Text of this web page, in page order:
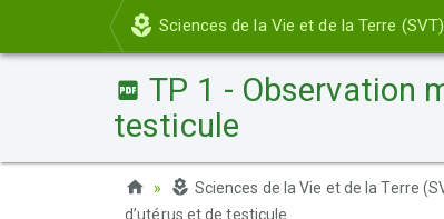
Sciences de la Vie et de la Terre (SVT)
TP 1 - Observation
testicule
Sciences de la Vie et de la Terre
d’utérus et de testicule